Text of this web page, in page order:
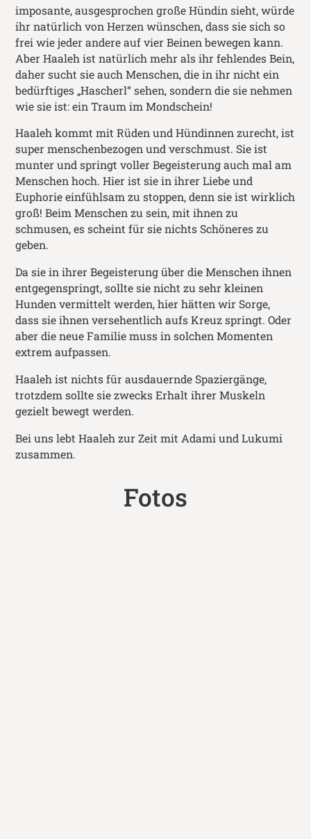
imposante, ausgesprochen große Hündin sieht, würde
ihr natürlich von Herzen wünschen, dass sie sich so
frei wie jeder andere auf vier Beinen bewegen kann.
Aber Haaleh ist natürlich mehr als ihr fehlendes Bein,
daher sucht sie auch Menschen, die in ihr nicht ein
bedürftiges „Hascherl“ sehen, sondern die sie nehmen
wie sie ist: ein Traum im Mondschein!
Haaleh kommt mit Rüden und Hündinnen zurecht, ist
super menschenbezogen und verschmust. Sie ist
munter und springt voller Begeisterung auch mal am
Menschen hoch. Hier ist sie in ihrer Liebe und
Euphorie einfühlsam zu stoppen, denn sie ist wirklich
groß! Beim Menschen zu sein, mit ihnen zu
schmusen, es scheint für sie nichts Schöneres zu
geben.
Da sie in ihrer Begeisterung über die Menschen ihnen
entgegenspringt, sollte sie nicht zu sehr kleinen
Hunden vermittelt werden, hier hätten wir Sorge,
dass sie ihnen versehentlich aufs Kreuz springt. Oder
aber die neue Familie muss in solchen Momenten
extrem aufpassen.
Haaleh ist nichts für ausdauernde Spaziergänge,
trotzdem sollte sie zwecks Erhalt ihrer Muskeln
gezielt bewegt werden.
Bei uns lebt Haaleh zur Zeit mit Adami und Lukumi
zusammen.
Fotos